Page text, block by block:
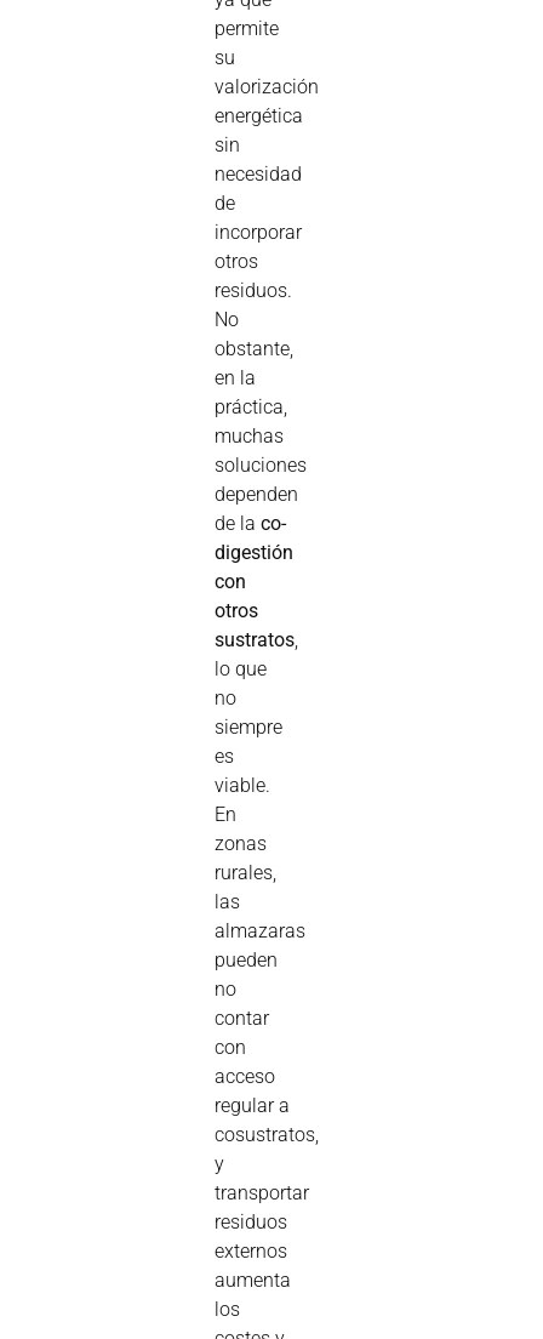
permite
su
valorización
energética
sin
necesidad
de
incorporar
otros
residuos.
No
obstante,
en la
práctica,
muchas
soluciones
dependen
de laco-
digestión
con
otros
sustratos
lo que
no
siempre
es
viable.
En
zonas
rurales,
las
almazaras
pueden
no
contar
con
acceso
regular a
cosustratos,
y
transportar
residuos
externos
aumenta
los